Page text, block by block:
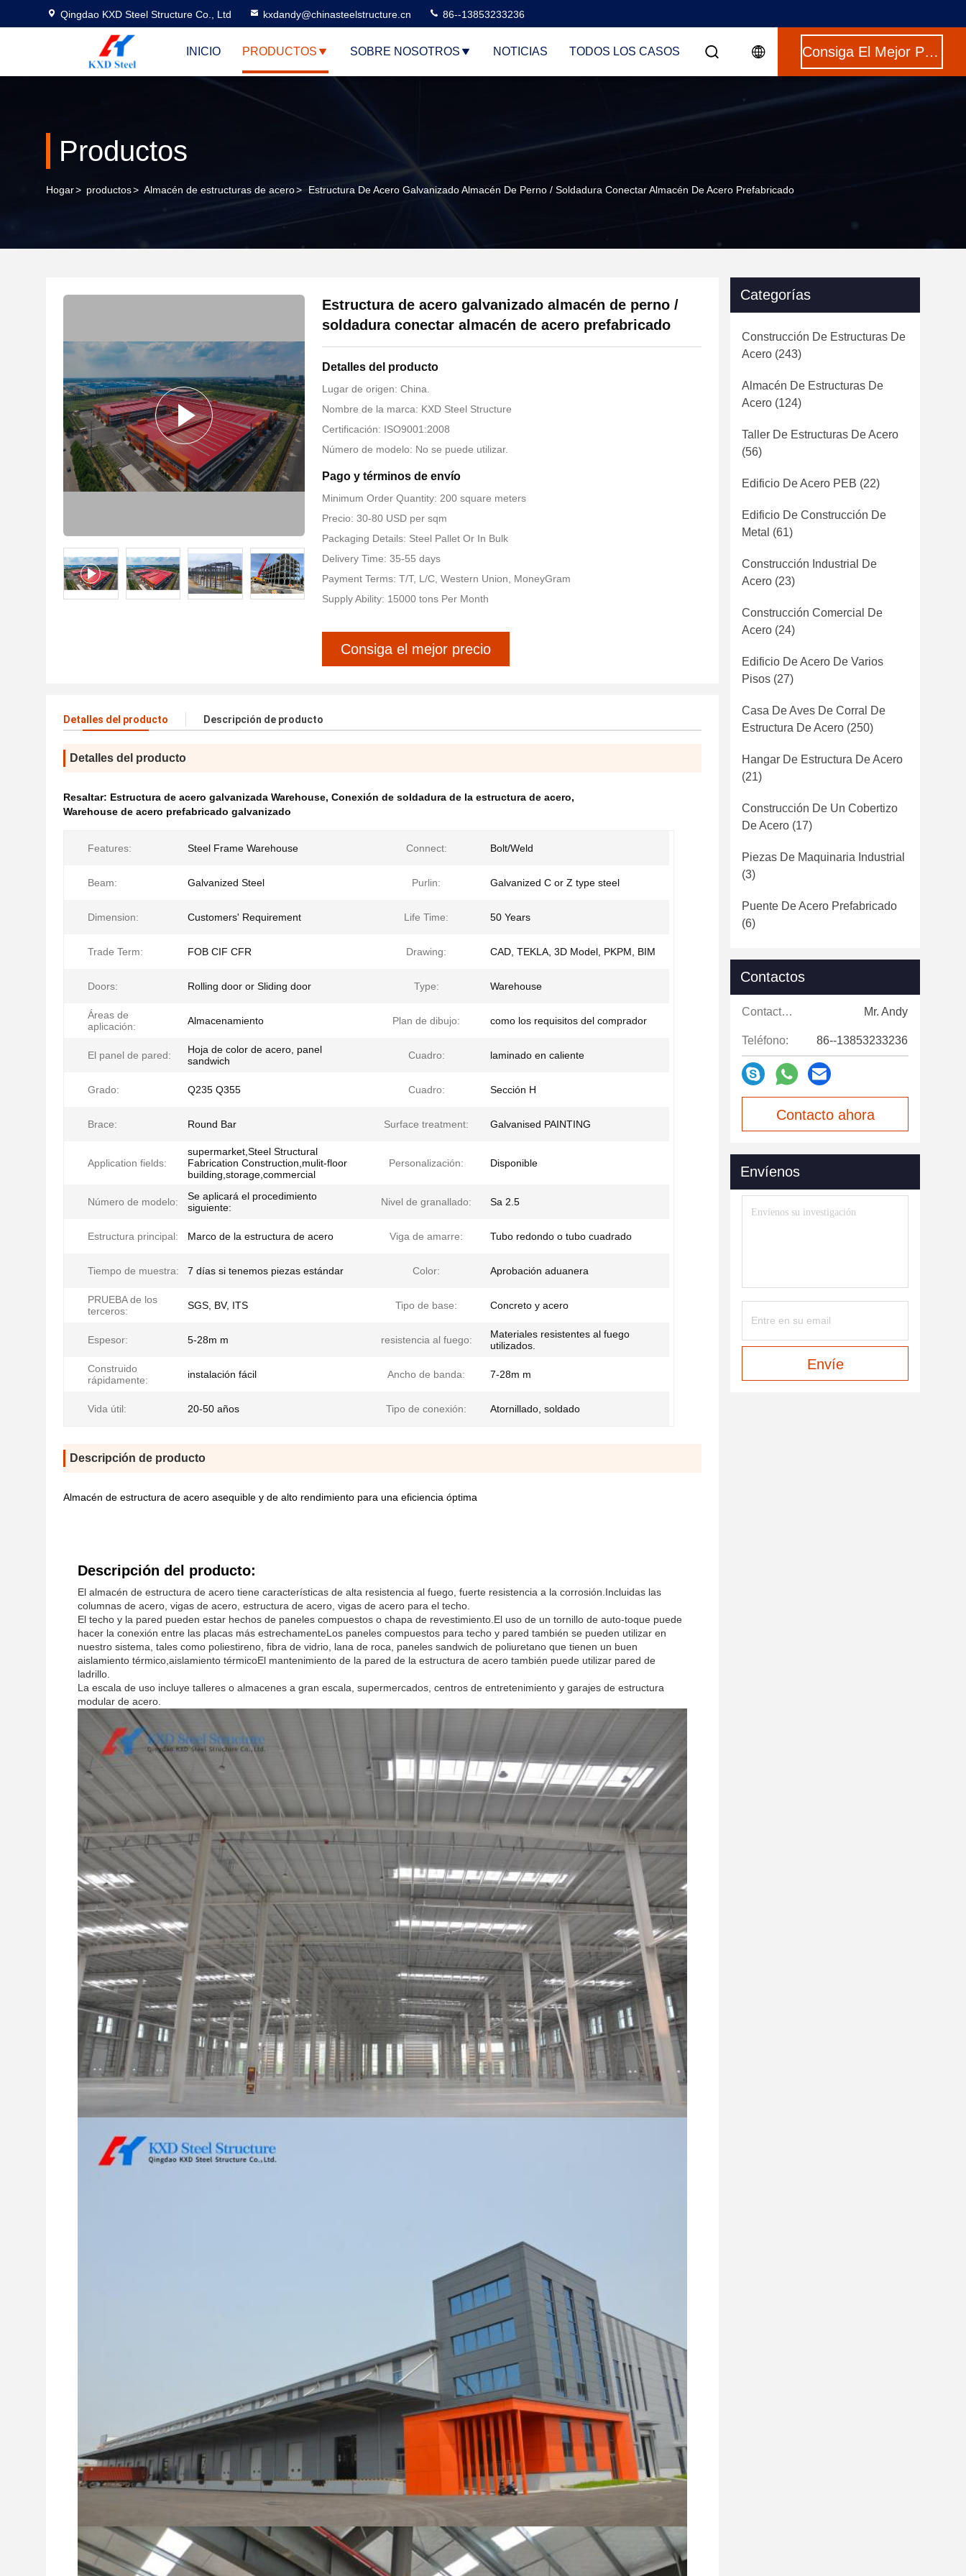
Qingdao KXD Steel Structure Co., Ltd kxdandy@chinasteelstructure.cn 86--13853233236
INICIO PRODUCTOS SOBRE NOSOTROS NOTICIAS TODOS LOS CASOS Consiga El Mejor Precio
Productos
Hogar> productos> Almacén de estructuras de acero> Estructura De Acero Galvanizado Almacén De Perno / Soldadura Conectar Almacén De Acero Prefabricado
Estructura de acero galvanizado almacén de perno /
soldadura conectar almacén de acero prefabricado
Detalles del producto
Lugar de origen: China.
Nombre de la marca: KXD Steel Structure
Certificación: ISO9001:2008
Número de modelo: No se puede utilizar.
Pago y términos de envío
Minimum Order Quantity: 200 square meters
Precio: 30-80 USD per sqm
Packaging Details: Steel Pallet Or In Bulk
Delivery Time: 35-55 days
Payment Terms: T/T, L/C, Western Union, MoneyGram
Supply Ability: 15000 tons Per Month
Consiga el mejor precio
Detalles del producto Descripción de producto
Detalles del producto
Resaltar: Estructura de acero galvanizada Warehouse, Conexión de soldadura de la estructura de acero,
Warehouse de acero prefabricado galvanizado
Features: Steel Frame Warehouse Connect: Bolt/Weld
Beam: Galvanized Steel Purlin: Galvanized C or Z type steel
Dimension: Customers' Requirement Life Time: 50 Years
Trade Term: FOB CIF CFR Drawing: CAD, TEKLA, 3D Model, PKPM, BIM
Doors: Rolling door or Sliding door Type: Warehouse
Áreas de
aplicación:
Almacenamiento Plan de dibujo: como los requisitos del comprador
El panel de pared:
Hoja de color de acero, panel
sandwich
Cuadro: laminado en caliente
Grado: Q235 Q355 Cuadro: Sección H
Brace: Round Bar Surface treatment: Galvanised PAINTING
Application fields:
supermarket,Steel Structural
Fabrication Construction,mulit-floor
building,storage,commercial
Personalización: Disponible
Número de modelo:
Se aplicará el procedimiento
siguiente:
Nivel de granallado: Sa 2.5
Estructura principal: Marco de la estructura de acero Viga de amarre: Tubo redondo o tubo cuadrado
Tiempo de muestra: 7 días si tenemos piezas estándar Color: Aprobación aduanera
PRUEBA de los
terceros:
SGS, BV, ITS Tipo de base: Concreto y acero
Espesor: 5-28m m resistencia al fuego:
Materiales resistentes al fuego
utilizados.
Construido
rápidamente:
instalación fácil Ancho de banda: 7-28m m
Vida útil: 20-50 años Tipo de conexión: Atornillado, soldado
Descripción de producto
Almacén de estructura de acero asequible y de alto rendimiento para una eficiencia óptima
Descripción del producto:
El almacén de estructura de acero tiene características de alta resistencia al fuego, fuerte resistencia a la corrosión.Incluidas las
columnas de acero, vigas de acero, estructura de acero, vigas de acero para el techo.
El techo y la pared pueden estar hechos de paneles compuestos o chapa de revestimiento.El uso de un tornillo de auto-toque puede
hacer la conexión entre las placas más estrechamenteLos paneles compuestos para techo y pared también se pueden utilizar en
nuestro sistema, tales como poliestireno, fibra de vidrio, lana de roca, paneles sandwich de poliuretano que tienen un buen
aislamiento térmico,aislamiento térmicoEl mantenimiento de la pared de la estructura de acero también puede utilizar pared de
ladrillo.
La escala de uso incluye talleres o almacenes a gran escala, supermercados, centros de entretenimiento y garajes de estructura
modular de acero.
Categorías
Construcción De Estructuras De
Acero (243)
Almacén De Estructuras De
Acero (124)
Taller De Estructuras De Acero
(56)
Edificio De Acero PEB (22)
Edificio De Construcción De
Metal (61)
Construcción Industrial De
Acero (23)
Construcción Comercial De
Acero (24)
Edificio De Acero De Varios
Pisos (27)
Casa De Aves De Corral De
Estructura De Acero (250)
Hangar De Estructura De Acero
(21)
Construcción De Un Cobertizo
De Acero (17)
Piezas De Maquinaria Industrial
(3)
Puente De Acero Prefabricado
(6)
Contactos
Contactos: Mr. Andy
Teléfono: 86--13853233236
Contacto ahora
Envíenos
Envíe